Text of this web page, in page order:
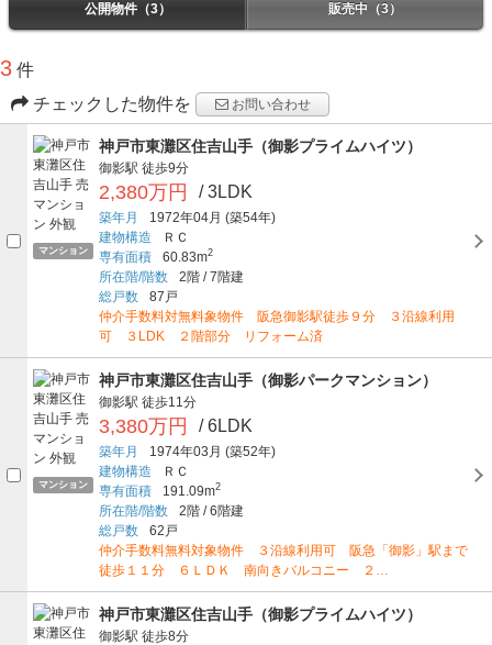
公開物件（3） 販売中（3）
3 件
チェックした物件を
お問い合わせ
マンション
神戸市東灘区住吉山手（御影プライムハイツ）
御影駅 徒歩9分
2,380万円 / 3LDK
築年月 1972年04月 (築54年)
建物構造
ＲＣ
専有面積
60.83m2
所在階/階数 2階 /7階建
総戸数
87戸
仲介手数料対無料象物件 阪急御影駅徒歩９分 ３沿線利用
可 ３LDK ２階部分 リフォーム済
マンション
神戸市東灘区住吉山手（御影パークマンション）
御影駅 徒歩11分
3,380万円 / 6LDK
築年月 1974年03月 (築52年)
建物構造
ＲＣ
専有面積
191.09m2
所在階/階数 2階 /6階建
総戸数
62戸
仲介手数料無料対象物件 ３沿線利用可 阪急「御影」駅まで
徒歩１１分 ６ＬＤＫ 南向きバルコニー ２…
神戸市東灘区住吉山手（御影プライムハイツ）
御影駅 徒歩8分